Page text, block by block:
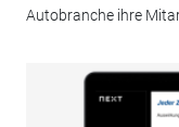
Autobranche ihre